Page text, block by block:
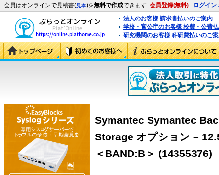
会員はオンラインで見積書(見本)を無料で作成できます 会員登録(無料) ログイン
法人のお客様 請求書払いのご案内
学校・官公庁のお客様 校費・公費
研究機関のお客様 科研費払いのご
Symantec Symantec
Storage オプション –
＜BAND:B＞ (14355376)